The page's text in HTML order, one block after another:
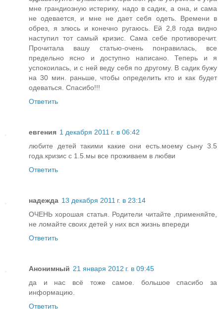
мне грандиозную истерику, надо в садик, а она, и сама
не одевается, и мне не дает себя одеть. Времени в
обрез, я злюсь и конечно ругаюсь. Ей 2,8 года видно
наступил тот самый кризис. Сама себе противоречит.
Прочитала вашу статью-очень понравилась, все
предельно ясно и доступно написано. Теперь и я
успокоилась, и с ней веду себя по другому. В садик бужу
на 30 мин. раньше, чтобы определить кто и как будет
одеваться. Спасибо!!!
Ответить
евгения 1 декабря 2011 г. в 06:42
любите детей такими какие они есть.моему сыну 3.5
года.кризис с 1.5.мы все проживаем в любви
Ответить
надежда 13 декабря 2011 г. в 23:14
ОЧЕНЬ хорошая статья. Родители читайте ,применяйте,
не ломайте своих детей у них вся жизнь впереди
Ответить
Анонимный 21 января 2012 г. в 09:45
да и нас всё тоже самое. большое спасибо за
информацию.
Ответить